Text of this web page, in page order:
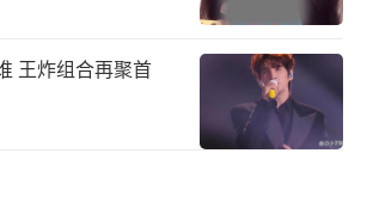
王炸组合再聚首